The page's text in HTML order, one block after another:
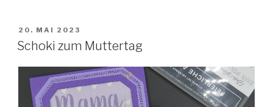
VERÖFFENTLICHT
AM
20. MAI 2023
Schoki zum Muttertag